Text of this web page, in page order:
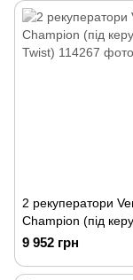
2 рекуператори
Champion (під
Twist)
9 952 грн